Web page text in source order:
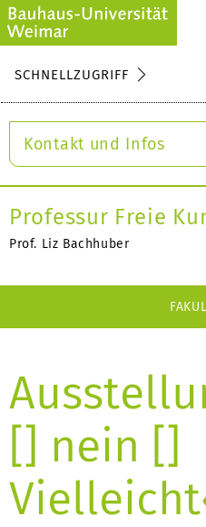
SCHNELLZUGRIFF
Kontakt und Infos
Professur Freie
Prof. Liz Bachhuber
[] nein []